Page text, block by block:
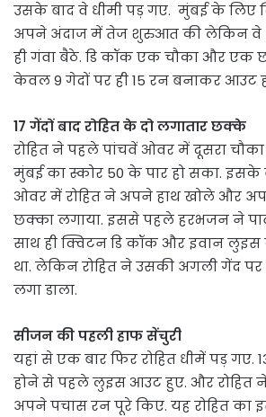
उसके बाद वे धीमी पड़ गए. मुंबई के लिए
अपने अंदाज में तेज शुरुआत की लेकिन वे
ही गंवा बैठे. डि कॉक एक चौका और एक
केवल 9 गेदों पर ही 15 रन बनाकर आउट
17 गेंदों बाद रोहित के दो लगातार छक्के
रोहित ने पहले पांचवें ओवर में दूसरा
मुंबई का स्कोर 50 के पार हो सका.
ओवर में रोहित ने अपने हाथ खोले और
छक्का लगाया. इससे पहले हरभजन ने
साथ ही क्विटन डि कॉक और इवान लुइस
था. लेकिन रोहित ने उसकी अगली गेंद
लगा डाला.
सीजन की पहली हाफ सेंचुरी
यहां से एक बार फिर रोहित धीमें पड़ गए.
होने से पहले लुइस आउट हुए. और रोहित
अपने पचास रन पूरे किए. यह रोहित का